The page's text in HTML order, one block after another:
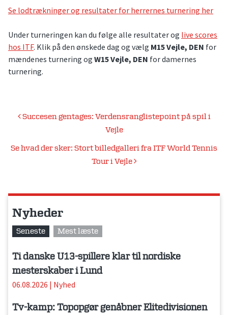
Se lodtrækninger og resultater for herrernes turnering her
Under turneringen kan du følge alle resultater og live scores
hos ITF. Klik på den ønskede dag og vælg M15 Vejle, DEN for
mændenes turnering og W15 Vejle, DEN for damernes
turnering.
Indlægsnavigation
Succesen gentages: Verdensranglistepoint på spil i
Vejle
Se hvad der sker: Stort billedgalleri fra ITF World Tennis
Tour i Vejle
Nyheder
Seneste Mest læste
Ti danske U13-spillere klar til nordiske
mesterskaber i Lund
06.08.2026 | Nyhed
Tv-kamp: Topopgør genåbner Elitedivisionen